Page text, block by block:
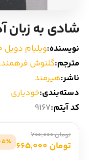
شادی به زبان
نویسنده:ویلیام دویل
مترجم:گلنوش
ناشر:هیرمند
دسته‌بندی:خودیاری
کد آیتم:9167
تومان 700,000
تومان 665,000 5٪-